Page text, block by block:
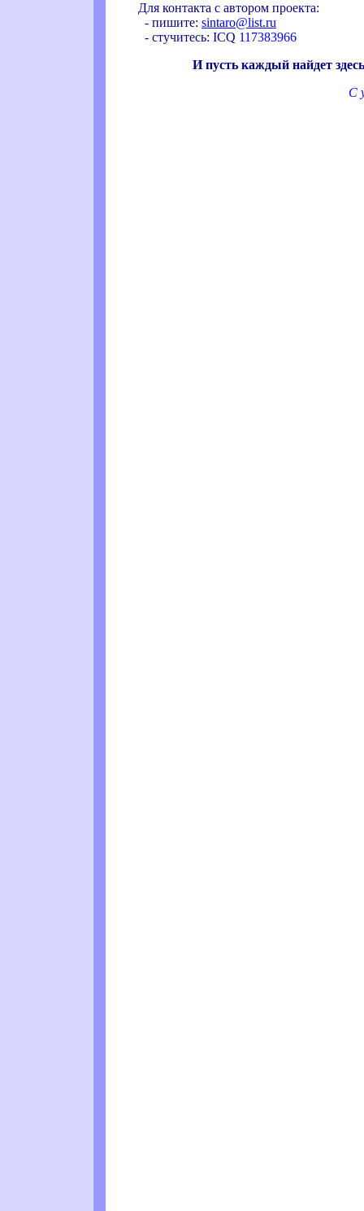
Для контакта с автором проекта:
- пишите: sintaro@list.ru
- стучитесь: ICQ 117383966
И пусть каждый найдет
С